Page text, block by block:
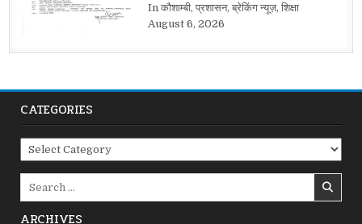
In कौशाम्बी, प्रशासन, ब्रेकिंग न्यूज़, शिक्षा
August 6, 2026
CATEGORIES
Categories
ARCHIVES